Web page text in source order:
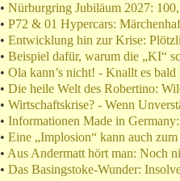
• Nürburgring Jubiläum 2027:
• P72 & 01 Hypercars:
• Entwicklung hin zur Krise:
• Beispiel dafür, warum die „KI“
• Ola kann’s nicht! - Knallt es
• Die heile Welt des Robertino:
• Wirtschaftskrise? - Wenn
• Informationen Made in
• Eine „Implosion“ kann auch
• Aus Andermatt hört man: Noch
• Das Basingstoke-Wunder: